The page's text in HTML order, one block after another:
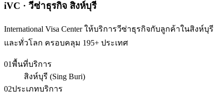
iVC · วีซ่าธุรกิจ สิงห์บุรี
International Visa Center ให้บริการวีซ่าธุรกิจกับลูกค้าในสิงห์บุรี
และทั่วโลก ครอบคลุม 195+ ประเทศ
01พื้นที่บริการ
สิงห์บุรี (Sing Buri)
02ประเภทบริการ